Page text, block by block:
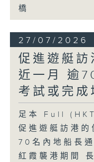
橋
27/07/2026
促進遊艇訪
近一月 逾
考試或完成
足本 Full
促進遊艇訪港
70名內地船長
紅霞襲港期間